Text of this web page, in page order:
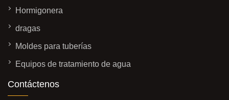
Hormigonera
dragas
Moldes para tuberías
Equipos de tratamiento de agua
Contáctenos